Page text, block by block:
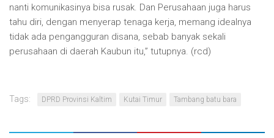
nanti komunikasinya bisa rusak. Dan Perusahaan juga harus
tahu diri, dengan menyerap tenaga kerja, memang idealnya
tidak ada pengangguran disana, sebab banyak sekali
perusahaan di daerah Kaubun itu,” tutupnya. (rcd)
Tags: DPRD Provinsi Kaltim Kutai Timur Tambang batu bara